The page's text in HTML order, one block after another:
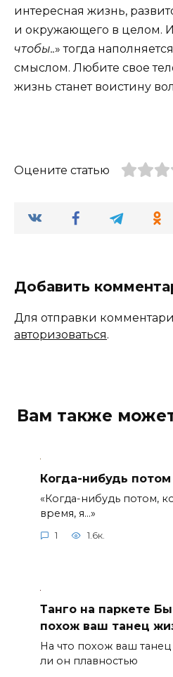
интересная жизнь,
и окружающего в целом. И
чтобы..» тогда
смыслом. Любите свое
жизнь станет воистину
Оцените статью
Добавить
Для отправки
авторизоваться.
Вам также
Когда-нибудь
«Когда-нибудь потом,
время, я…»
1 1.6к.
Танго на паркете
похож ваш танец
На что похож ваш
ли он плавностью